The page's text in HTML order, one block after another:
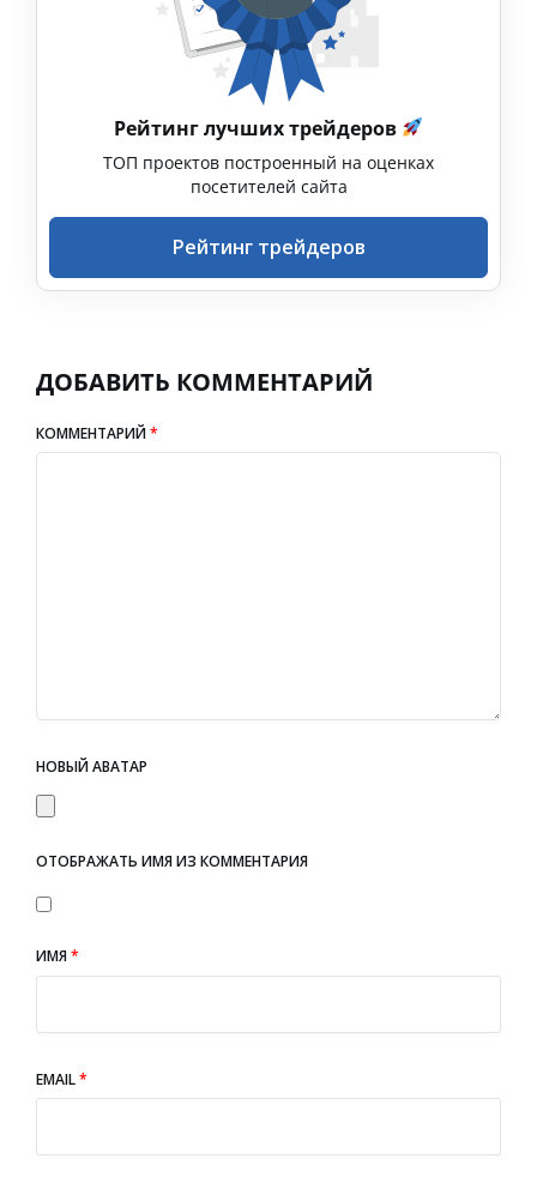
Рейтинг лучших трейдеров
ТОП проектов построенный на оценках
посетителей сайта
Рейтинг трейдеров
ДОБАВИТЬ КОММЕНТАРИЙ
КОММЕНТАРИЙ*
НОВЫЙ АВАТАР
ОТОБРАЖАТЬ ИМЯ ИЗ КОММЕНТАРИЯ
ИМЯ*
EMAIL*